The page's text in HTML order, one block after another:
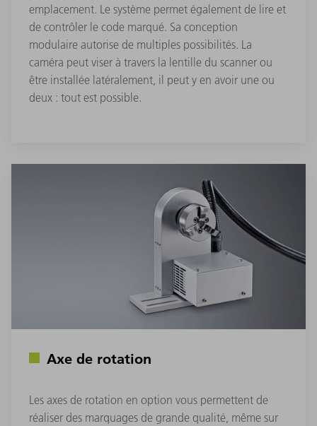
emplacement. Le système permet également de lire et
de contrôler le code marqué. Sa conception
modulaire autorise de multiples possibilités. La
caméra peut viser à travers la lentille du scanner ou
être installée latéralement, il peut y en avoir une ou
deux : tout est possible.
Axe de rotation
Les axes de rotation en option vous permettent de
réaliser des marquages de grande qualité, même sur